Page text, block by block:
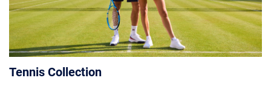
Tennis Collection